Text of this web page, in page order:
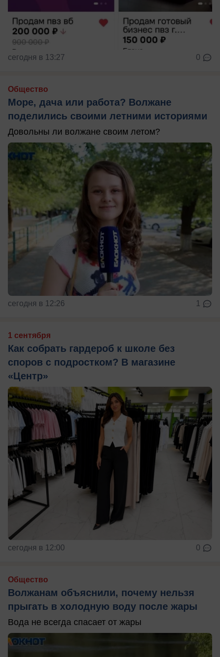
сегодня в 13:27 0
Общество
Море, дача или работа? Волжане
поделились своими летними историями
Довольны ли волжане своим летом?
сегодня в 12:26 1
1 сентября
Как собрать гардероб к школе без
споров с подростком? В магазине
«Центр»
сегодня в 12:00 0
Общество
Волжанам объяснили, почему нельзя
прыгать в холодную воду после жары
Вода не всегда спасает от жары